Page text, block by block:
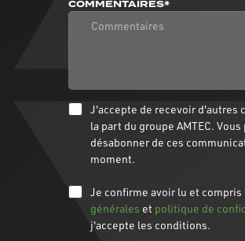
COMMENTAIRES*
J'accepte de recevoir d'autres
la part du groupe AMTEC.
désabonner de ces
moment.
Je confirme avoir lu et compris
générales et politique de
j'accepte les conditions.